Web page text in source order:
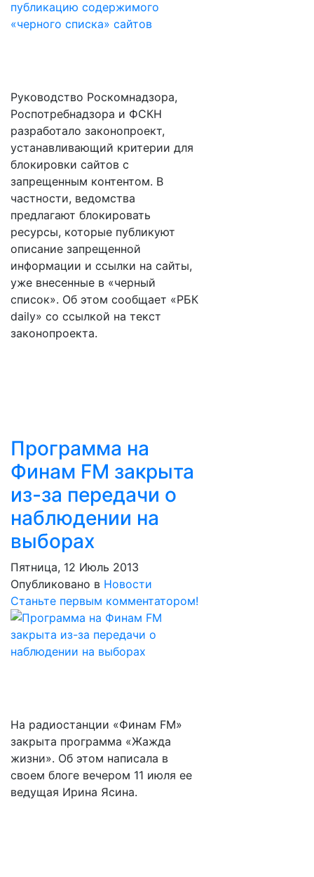
Руководство Роскомнадзора,
Роспотребнадзора и ФСКН
разработало законопроект,
устанавливающий критерии для
блокировки сайтов с
запрещенным контентом. В
частности, ведомства
предлагают блокировать
ресурсы, которые публикуют
описание запрещенной
информации и ссылки на сайты,
уже внесенные в «черный
список». Об этом сообщает «РБК
daily» со ссылкой на текст
законопроекта.
Программа на
Финам FM закрыта
из-за передачи о
наблюдении на
выборах
Пятница, 12 Июль 2013
Опубликовано в Новости
Станьте первым комментатором!
На радиостанции «Финам FM»
закрыта программа «Жажда
жизни». Об этом написала в
своем блоге вечером 11 июля ее
ведущая Ирина Ясина.